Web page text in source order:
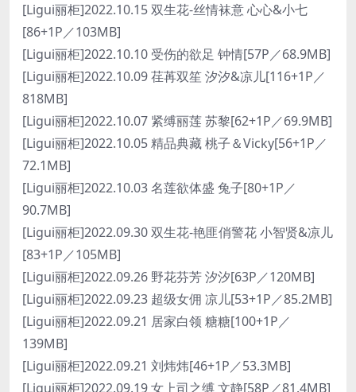
[Ligui丽柜]2022.10.15 双生花-丝情袜意 心心&小七
[86+1P／103MB]
[Ligui丽柜]2022.10.10 受伤的欲足 钟情[57P／68.9MB]
[Ligui丽柜]2022.10.09 荏苒双笙 汐汐&凉儿[116+1P／
818MB]
[Ligui丽柜]2022.10.07 紧缚丽莲 苏黎[62+1P／69.9MB]
[Ligui丽柜]2022.10.05 精品典藏 桃子＆Vicky[56+1P／
72.1MB]
[Ligui丽柜]2022.10.03 名莲欲体盛 兔子[80+1P／
90.7MB]
[Ligui丽柜]2022.09.30 双生花-艳匪俏警花 小智贤&凉儿
[83+1P／105MB]
[Ligui丽柜]2022.09.26 野花芬芳 汐汐[63P／120MB]
[Ligui丽柜]2022.09.23 超级女佣 凉儿[53+1P／85.2MB]
[Ligui丽柜]2022.09.21 居家白领 糖糖[100+1P／
139MB]
[Ligui丽柜]2022.09.21 刘炜炜[46+1P／53.3MB]
[Ligui丽柜]2022.09.19 女上司之缚 文静[58P／81.4MB]